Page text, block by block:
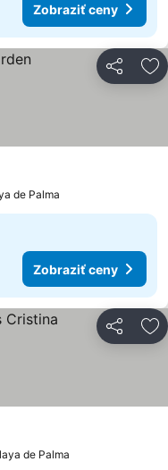
Zobraziť ceny
Zdieľať
de Palma
Zobraziť ceny
Zdieľať
de Palma